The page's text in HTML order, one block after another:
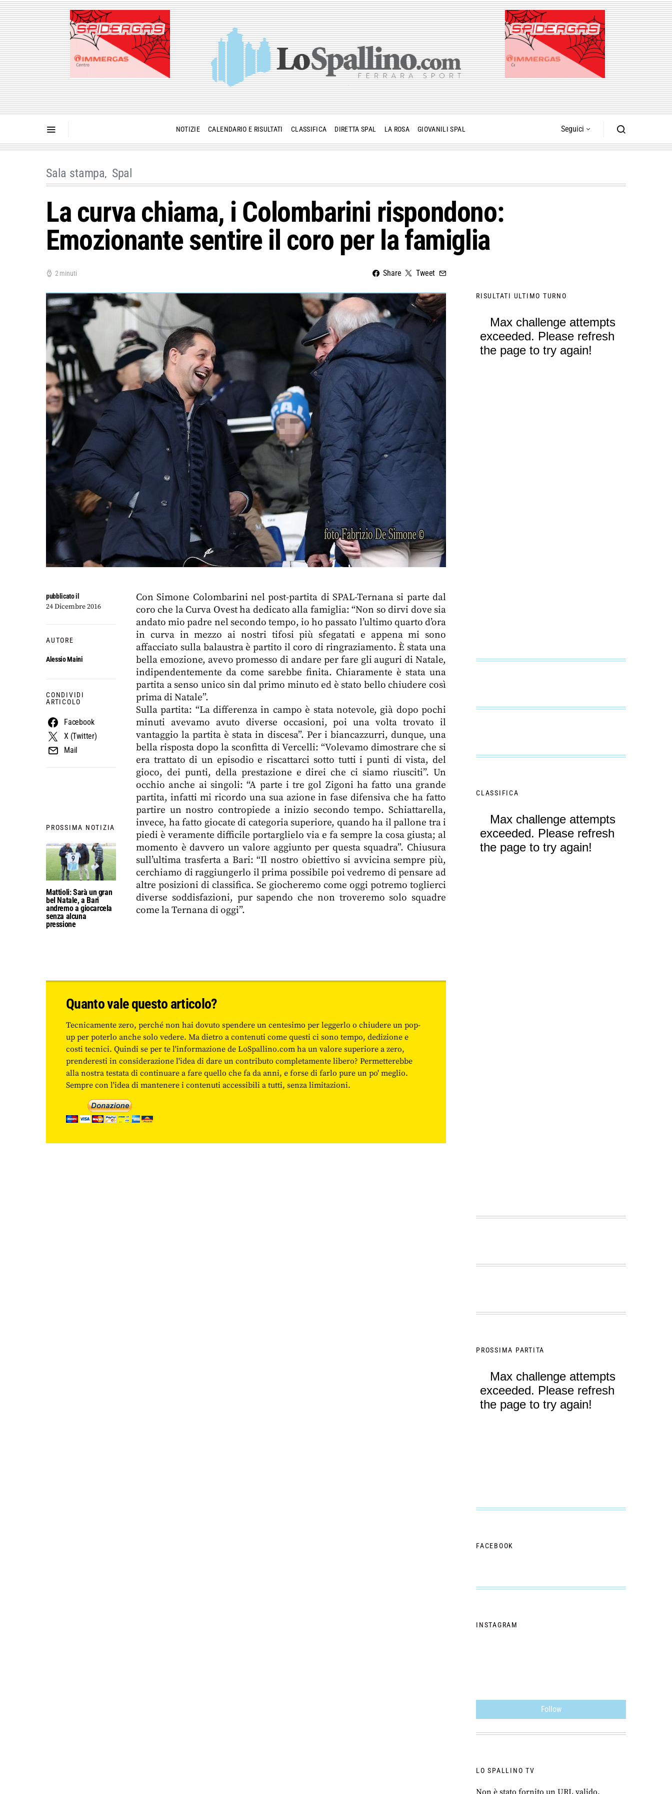
NOTIZIE CALENDARIO E RISULTATI CLASSIFICA DIRETTA SPAL LA ROSA GIOVANILI SPAL Seguici
Sala stampa Spal
La curva chiama, i Colombarini rispondono:
Emozionante sentire il coro per la famiglia
2 minuti Share Tweet
PROSSIMA NOTIZIA
Mattioli: Sarà un gran
bel Natale, a Bari
andremo a giocarcela
senza alcuna
pressione
pubblicato il
24 Dicembre 2016
AUTORE
Alessio Maini
CONDIVIDI
ARTICOLO
Facebook
X (Twitter)
Mail
Con Simone Colombarini nel post-partita di SPAL-Ternana si parte dal
coro che la Curva Ovest ha dedicato alla famiglia: “Non so dirvi dove sia
andato mio padre nel secondo tempo, io ho passato l’ultimo quarto d’ora
in curva in mezzo ai nostri tifosi più sfegatati e appena mi sono
affacciato sulla balaustra è partito il coro di ringraziamento. È stata una
bella emozione, avevo promesso di andare per fare gli auguri di Natale,
indipendentemente da come sarebbe finita. Chiaramente è stata una
partita a senso unico sin dal primo minuto ed è stato bello chiudere così
prima di Natale”.
Sulla partita: “La differenza in campo è stata notevole, già dopo pochi
minuti avevamo avuto diverse occasioni, poi una volta trovato il
vantaggio la partita è stata in discesa”. Per i biancazzurri, dunque, una
bella risposta dopo la sconfitta di Vercelli: “Volevamo dimostrare che si
era trattato di un episodio e riscattarci sotto tutti i punti di vista, del
gioco, dei punti, della prestazione e direi che ci siamo riusciti”. Un
occhio anche ai singoli: “A parte i tre gol Zigoni ha fatto una grande
partita, infatti mi ricordo una sua azione in fase difensiva che ha fatto
partire un nostro contropiede a inizio secondo tempo. Schiattarella,
invece, ha fatto giocate di categoria superiore, quando ha il pallone tra i
piedi è veramente difficile portarglielo via e fa sempre la cosa giusta; al
momento è davvero un valore aggiunto per questa squadra”. Chiusura
sull’ultima trasferta a Bari: “Il nostro obiettivo si avvicina sempre più,
cerchiamo di raggiungerlo il prima possibile poi vedremo di pensare ad
altre posizioni di classifica. Se giocheremo come oggi potremo toglierci
diverse soddisfazioni, pur sapendo che non troveremo solo squadre
come la Ternana di oggi”.
Quanto vale questo articolo?
Tecnicamente zero, perché non hai dovuto spendere un centesimo per leggerlo o chiudere un pop-
up per poterlo anche solo vedere. Ma dietro a contenuti come questi ci sono tempo, dedizione e
costi tecnici. Quindi se per te l'informazione de LoSpallino.com ha un valore superiore a zero,
prenderesti in considerazione l'idea di dare un contributo completamente libero? Permetterebbe
alla nostra testata di continuare a fare quello che fa da anni, e forse di farlo pure un po' meglio.
Sempre con l'idea di mantenere i contenuti accessibili a tutti, senza limitazioni.
RISULTATI ULTIMO TURNO
CLASSIFICA
PROSSIMA PARTITA
FACEBOOK
INSTAGRAM
Follow
LO SPALLINO TV